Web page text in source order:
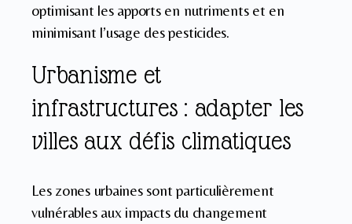
optimisant les apports en nutriments et en
minimisant l’usage des pesticides.
Urbanisme et
infrastructures : adapter les
villes aux défis climatiques
Les zones urbaines sont particulièrement
vulnérables aux impacts du changement